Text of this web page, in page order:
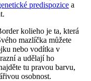
predispozice a
kolieho je ta, která
mazlíčka můžete
nebo vodítka v
a udělají ho
tu pravou barvu,
osobnost.